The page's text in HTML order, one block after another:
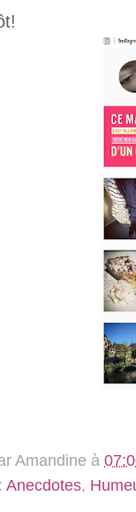
Amandine à
Anecdotes,